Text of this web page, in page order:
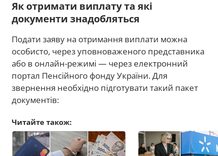
Як отримати виплату та які
документи знадобляться
Подати заяву на отримання виплати можна
особисто, через уповноваженого представника
або в онлайн-режимі — через електронний
портал Пенсійного фонду України. Для
звернення необхідно підготувати такий пакет
документів:
Читайте також: